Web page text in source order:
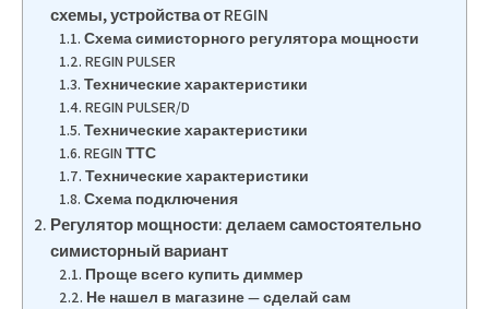
схемы, устройства от REGIN
Схема симисторного регулятора мощности
REGIN PULSER
Технические характеристики
REGIN PULSER/D
Технические характеристики
REGIN ТТС
Технические характеристики
Схема подключения
Регулятор мощности: делаем самостоятельно
симисторный вариант
Проще всего купить диммер
Не нашел в магазине — сделай сам